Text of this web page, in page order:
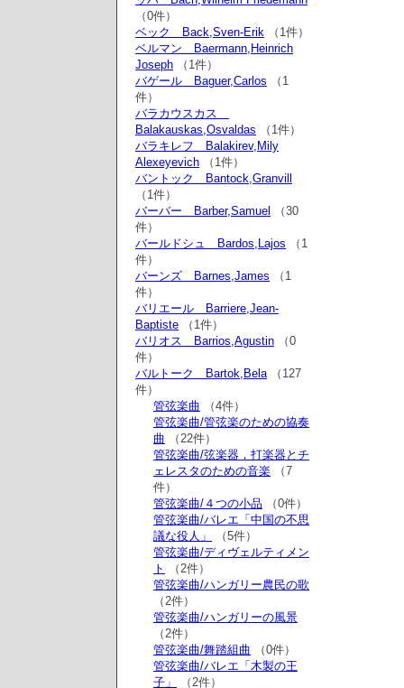
（0件）
ベック Back,Sven-Erik （1件）
ベルマン Baermann,Heinrich
Joseph （1件）
バゲール Baguer,Carlos （1
件）
バラカウスカス
Balakauskas,Osvaldas （1件）
バラキレフ Balakirev,Mily
Alexeyevich （1件）
バントック Bantock,Granvill
（1件）
バーバー Barber,Samuel
（30
件）
バールドシュ Bardos,Lajos （1
件）
バーンズ Barnes,James （1
件）
バリエール Barriere,Jean-
Baptiste （1件）
バリオス Barrios,Agustin （0
件）
バルトーク Bartok,Bela（127
件）
管弦楽曲 （4件）
管弦楽曲/管弦楽のための協奏
曲 （22件）
管弦楽曲/弦楽器，打楽器とチ
ェレスタのための音楽 （7
件）
管弦楽曲/４つの小品 （0件）
管弦楽曲/バレエ「中国の不思
議な役人」
（5件）
管弦楽曲/ディヴェルティメン
ト
（2件）
管弦楽曲/ハンガリー農民の歌
（2件）
管弦楽曲/ハンガリーの風景
（2件）
管弦楽曲/舞踏組曲 （0件）
管弦楽曲/バレエ「木製の王
子」
（2件）